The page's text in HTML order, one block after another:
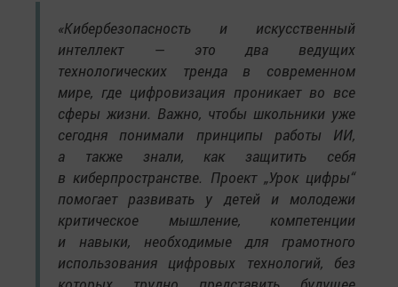
«Кибербезопасность и искусственный
интеллект — это два ведущих
технологических тренда в современном
мире, где цифровизация проникает во все
сферы жизни. Важно, чтобы школьники уже
сегодня понимали принципы работы ИИ,
а также знали, как защитить себя
в киберпространстве. Проект „Урок цифры“
помогает развивать у детей и молодежи
критическое мышление, компетенции
и навыки, необходимые для грамотного
использования цифровых технологий, без